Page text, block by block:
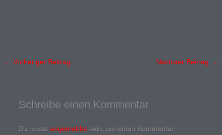
← Vorheriger Beitrag Nächster Beitrag →
Schreibe einen Kommentar
Du musst angemeldetsein, um einen Kommentar